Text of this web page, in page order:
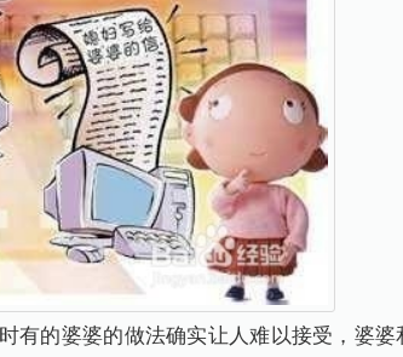
有的婆婆的做法确实让人难以接受，婆